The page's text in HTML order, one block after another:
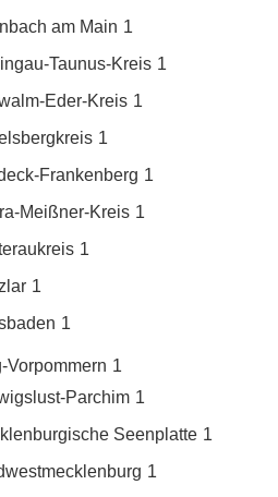
am Main 1
Taunus-Kreis 1
Eder-Kreis 1
1
Frankenberg 1
Meißner-Kreis 1
1
1
1
Vorpommern 1
Parchim 1
Seenplatte 1
1